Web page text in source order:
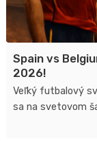
Spain vs
2026!
Veľký futbalový
sa na svetovom